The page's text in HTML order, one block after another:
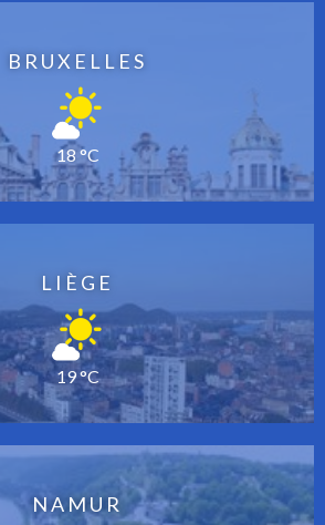
BRUXELLES
18 °C
LIÈGE
19 °C
NAMUR